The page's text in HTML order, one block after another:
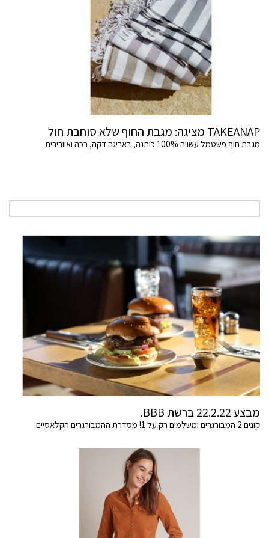
TAKEANAP מציגה: מגבת החוף שלא סוחבת חול
מגבת חוף פשטמל עשויה 100% כותנה, באריגה דקה, רכה ואוורירית.
מבצע 22.2.22 ברשת BBB.
קונים 2 המבורגרים ומשלמים רק על 1! מסדרת ההמבורגרים הקלאסיים.